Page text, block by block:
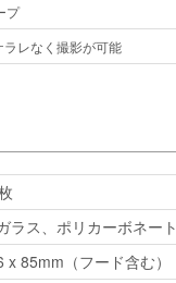
プ
レなく撮影が可能
ラス、ポリカーボネー
85mm（フード含む）